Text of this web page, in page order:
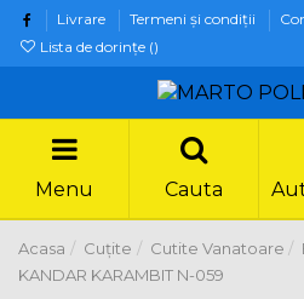
Livrare Termeni şi condiţii
Lista de dorințe ()
Menu Cauta
Acasa Cuțite Cutite Vanatoare
KANDAR KARAMBIT N-059